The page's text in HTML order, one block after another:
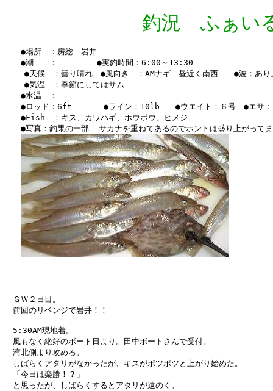
釣況 ふぁい
●場所　：房総　岩井
●潮　　：　　　　　●実釣時間：6:00～13:30
●天候　：曇り晴れ　●風向き　：AMナギ　昼近く南西　　●波：あ
    ●気温　：季節にしてはサム
●水温　：
●ロッド：6ft　　　　●ライン：10lb　　●ウエイト：６号　●エサ：
●Fish　：キス、カワハギ、ホウボウ、ヒメジ
●写真：釣果の一部  サカナを重ねてあるのでホントは盛り上がって
ＧＷ２日目。
前回のリベンジで岩井！！
5:30AM現地着。
風もなく絶好のボート日より。田中ボートさんで受付。
湾北側より攻める。
しばらくアタリがなかったが、キスがポツポツと上がり始めた。
「今日は楽勝！？」
と思ったが、しばらくするとアタリが遠のく。